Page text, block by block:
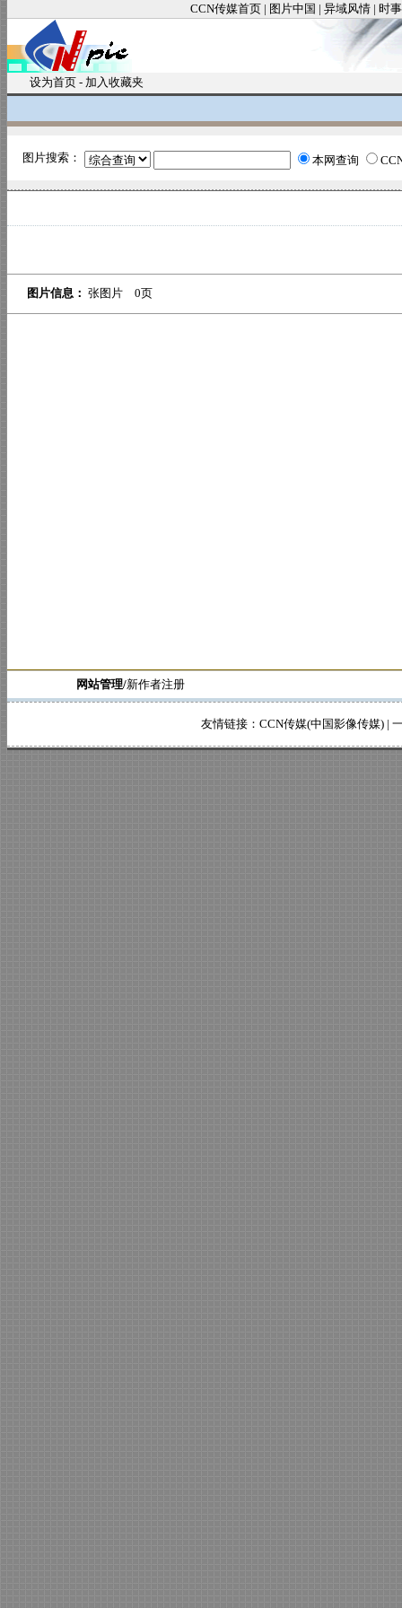
CCN传媒首页 | 图片中国 | 异域风情 | 时
设为首页 - 加入收藏夹
图片搜索： 本网查询
图片信息： 张图片 0页
网站管理/新作者注册
友情链接： CCN传媒(中国影像传媒) |